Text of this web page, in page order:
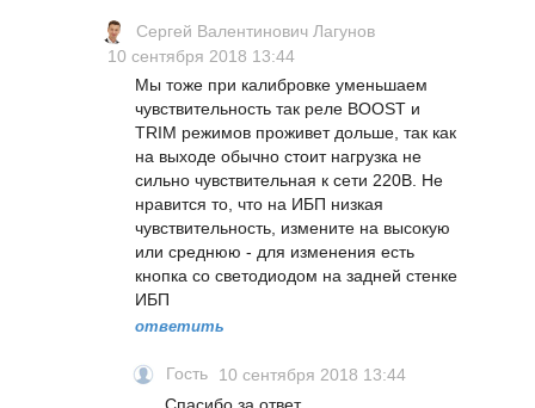
Сергей Валентинович Лагунов
10 сентября 2018 13:44
Мы тоже при калибровке уменьшаем
чувствительность так реле BOOST и
TRIM режимов проживет дольше, так как
на выходе обычно стоит нагрузка не
сильно чувствительная к сети 220В. Не
нравится то, что на ИБП низкая
чувствительность, измените на высокую
или среднюю - для изменения есть
кнопка со светодиодом на задней стенке
ИБП
ответить
Гость
10 сентября 2018 13:44
Спасибо за ответ,